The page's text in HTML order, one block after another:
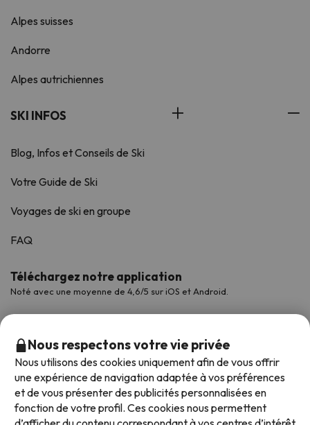
Alpes suisses
Andorre
Alpes autrichiennes
SKI INFOS
Blog, Infos et Conseils de Ski
Votre Guide de Ski
Voyages de ski en groupe
FAQ
Téléchargez notre application
Noté avec une moyenne de 4,6/5 sur iOS et Android.
Nous respectons votre vie privée
Nous utilisons des cookies uniquement afin de vous offrir
une expérience de navigation adaptée à vos préférences
et de vous présenter des publicités personnalisées en
fonction de votre profil. Ces cookies nous permettent